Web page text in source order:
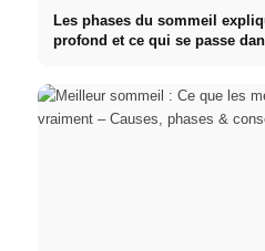
Les phases du sommeil
profond et ce qui se passe